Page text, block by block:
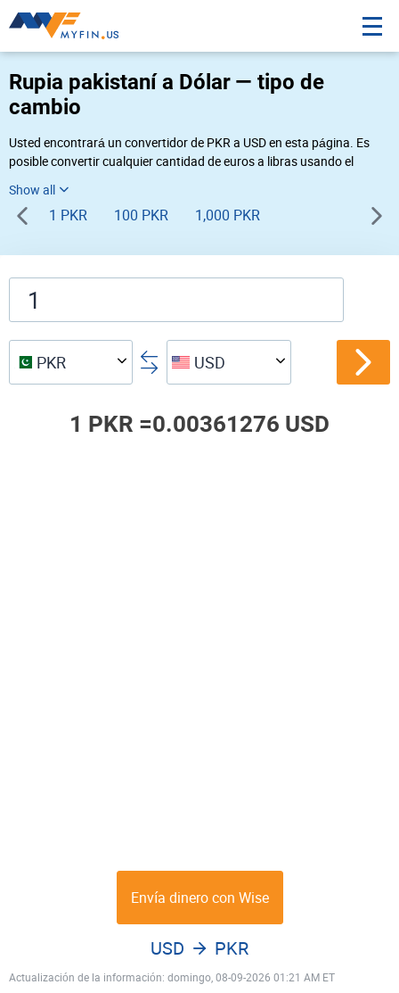
Rupia pakistaní a Dólar — tipo de
cambio
Usted encontrará un convertidor de PKR a USD en esta página. Es
posible convertir cualquier cantidad de euros a libras usando el
usted necesita una conversión inversa, vaya al convertidor de pares
deUSD PKR.
1 PKR 100 PKR 1,000 PKR
PKR USD
1 PKR =0.00361276 USD
Envía dinero con Wise
Actualización de la información: domingo, 08-09-2026 01:21 AM ET
USD PKR